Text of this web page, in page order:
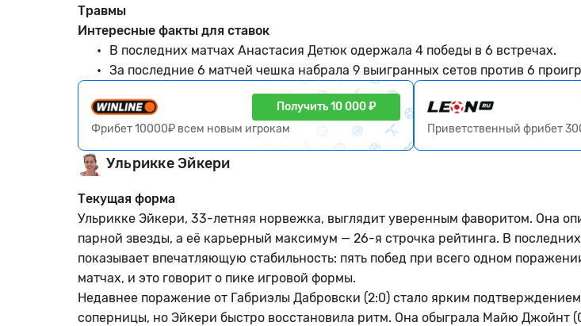
Травмы
Интересные факты для ставок
В последних матчах Анастасия Детюк одержала 4 победы в 6 встречах.
За последние 6 матчей чешка набрала 9 выигранных сетов против 6
Получить 10 000 ₽
Фрибет 10000₽ всем новым игрокам
Приветственный фрибет
Ульрикке Эйкери
Текущая форма
Ульрикке Эйкери, 33-летняя норвежка, выглядит уверенным фаворитом. Она
парной звезды, а её карьерный максимум — 26-я строчка рейтинга. В
показывает впечатляющую стабильность: пять побед при всего одном
матчах, и это говорит о пике игровой формы.
Недавнее поражение от Габриэлы Дабровски (2:0) стало ярким
соперницы, но Эйкери быстро восстановила ритм. Она обыграла Майю Джойнт